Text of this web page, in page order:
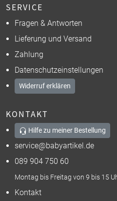
SERVICE
Fragen & Antworten
Lieferung und Versand
Zahlung
Datenschutzeinstellungen
Widerruf erklären
KONTAKT
Hilfe zu meiner Bestellung
service@babyartikel.de
089 904 750 60
Montag bis Freitag von 9 bis 15
Kontakt